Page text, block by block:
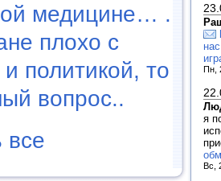
медицине… .
плохо с
политикой, то
вопрос..
все
Пн,
я
Вс,